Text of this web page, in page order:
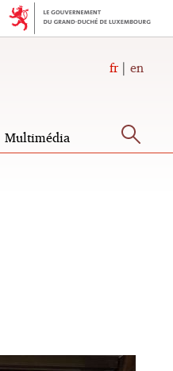
fr en
Multimédia